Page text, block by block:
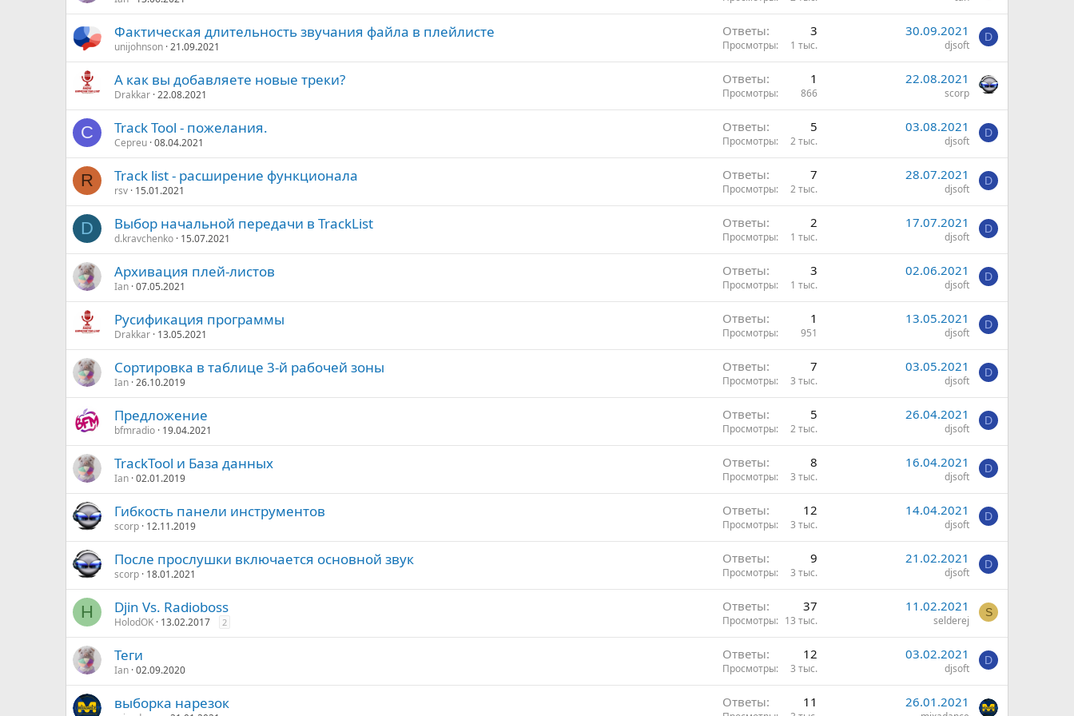
Фактическая длительность звучания файла в плейлисте
unijohnson 21.09.2021
Ответы 3
Просмотры 1 тыс.
30.09.2021
djsoft
D
А как вы добавляете новые треки?
Drakkar 22.08.2021
Ответы 1
Просмотры 866
22.08.2021
scorp
C Track Tool - пожелания.
Cepreu 08.04.2021
Ответы 5
Просмотры 2 тыс.
03.08.2021
djsoft
D
R Track list - расширение функционала
rsv 15.01.2021
Ответы 7
Просмотры 2 тыс.
28.07.2021
djsoft
D
D Выбор начальной передачи в TrackList
d.kravchenko 15.07.2021
Ответы 2
Просмотры 1 тыс.
17.07.2021
djsoft
D
Архивация плей-листов
Ian 07.05.2021
Ответы 3
Просмотры 1 тыс.
02.06.2021
djsoft
D
Русификация программы
Drakkar 13.05.2021
Ответы 1
Просмотры 951
13.05.2021
djsoft
D
Сортировка в таблице 3-й рабочей зоны
Ian 26.10.2019
Ответы 7
Просмотры 3 тыс.
03.05.2021
djsoft
D
Предложение
bfmradio 19.04.2021
Ответы 5
Просмотры 2 тыс.
26.04.2021
djsoft
D
TrackTool и База данных
Ian 02.01.2019
Ответы 8
Просмотры 3 тыс.
16.04.2021
djsoft
D
Гибкость панели инструментов
scorp 12.11.2019
Ответы 12
Просмотры 3 тыс.
14.04.2021
djsoft
D
После прослушки включается основной звук
scorp 18.01.2021
Ответы 9
Просмотры 3 тыс.
21.02.2021
djsoft
D
H Djin Vs. Radioboss
HolodOK 13.02.2017 2
Ответы 37
Просмотры 13 тыс.
11.02.2021
selderej
S
Теги
Ian 02.09.2020
Ответы 12
Просмотры 3 тыс.
03.02.2021
djsoft
D
выборка нарезок Ответы 11 26.01.2021